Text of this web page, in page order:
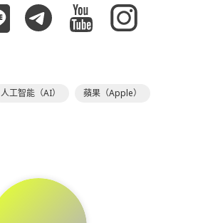
人工智能（AI）
蘋果（Apple）